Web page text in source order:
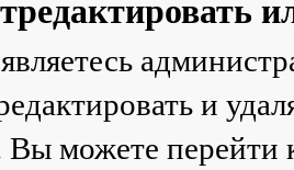
и
можете перейти